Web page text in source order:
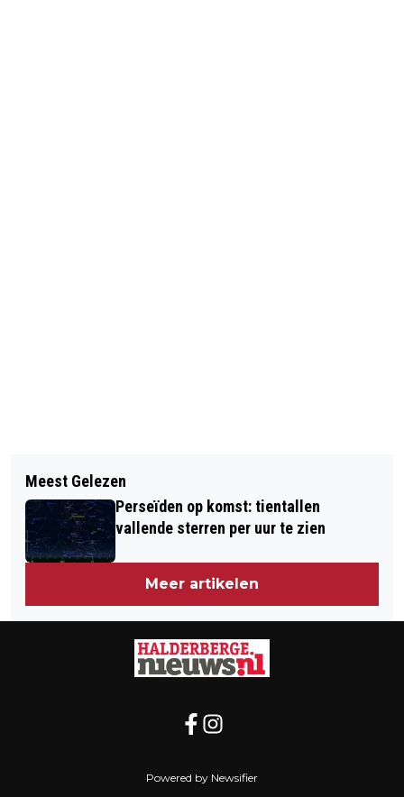
LOOPBAANCOACHING GABY
REMMERS: GUN JEZELF WEER
PLEZIER IN JE WERK
EIND VAN DEZE WEEK BENAUWD WEER
MET KANS OP ONWEER
Meest Gelezen
Perseïden op komst: tientallen
vallende sterren per uur te zien
Meer artikelen
Powered by Newsifier